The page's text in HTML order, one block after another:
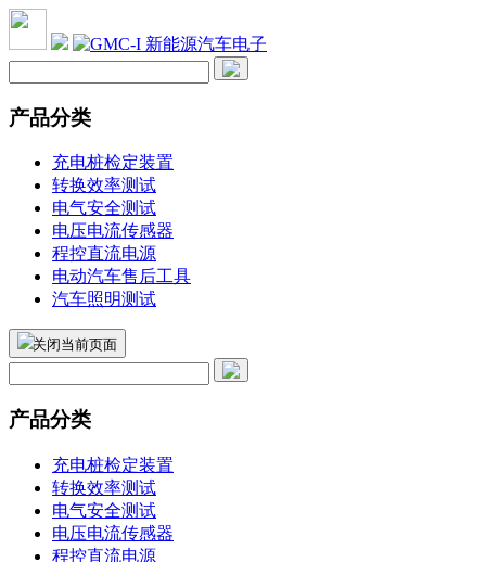
产品分类
充电桩检定装置
转换效率测试
电气安全测试
电压电流传感器
程控直流电源
电动汽车售后工具
汽车照明测试
关闭当前页面
产品分类
充电桩检定装置
转换效率测试
电气安全测试
电压电流传感器
程控直流电源